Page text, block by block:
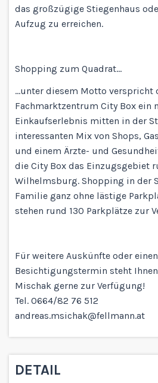
das großzügige Stiegenhaus
Aufzug zu erreichen.
Shopping zum Quadrat…
…unter diesem Motto verspricht
Fachmarktzentrum City Box ein
Einkaufserlebnis mitten in der
interessanten Mix von Shops,
und einem Ärzte- und
die City Box das Einzugsgebiet
Wilhelmsburg. Shopping in der
Familie ganz ohne lästige
stehen rund 130 Parkplätze zur
Für weitere Auskünfte oder einen
Besichtigungstermin steht Ihnen
Mischak gerne zur Verfügung!
Tel. 0664/82 76 512
andreas.msichak@fellmann.at
DETAIL